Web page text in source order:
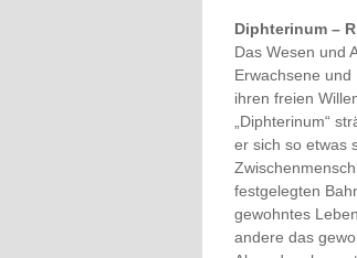
Diphterinum –
Das Wesen und
Erwachsene
ihren freien
„Diphterinum“
er sich so etwas
festgelegten
gewohntes
andere das